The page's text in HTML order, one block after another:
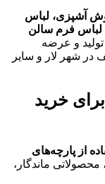
آشپزی، لباس
لباس فرم سالن
تولید و عرضه
در شهر لار و سایر
خرید
از پارچه‌های
، محصولاتی ماندگار،